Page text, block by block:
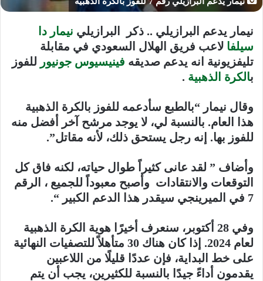
نيمار يدعم البرازيلي .. ذكر البرازيلي نيمار دا
سيلفا لاعب فريق الهلال السعودي في مقابلة
تليفزيونية انه يدعم صديقه فينيسيوس جونيور للفوز
بالكرة الذهبية .
وقال نيمار “بالطبع سأدعمه للفوز بالكرة الذهبية
هذا العام. بالنسبة لي، لا يوجد مرشح آخر أفضل منه
للفوز بها. إنه رجل يستحق ذلك، لأنه مقاتل”.
وأضاف ” لقد عانى كثيراً طوال حياته، لكنه فاق كل
التوقعات والانتقادات وأصبح معبوداً للجميع ، الرقم
7 في الميرينجي سيقدر هذا الدعم الكبير “.
وفي 28 أكتوبر، سنعرف أخيرًا هوية الكرة الذهبية
لعام 2024. إذا كان هناك 30 متأهلاً للتصفيات النهائية
على خط البداية، فإن عددًا قليلًا من اللاعبين
يقدمون أداءً جيدًا بالنسبة للكثيرين، يجب أن يتم